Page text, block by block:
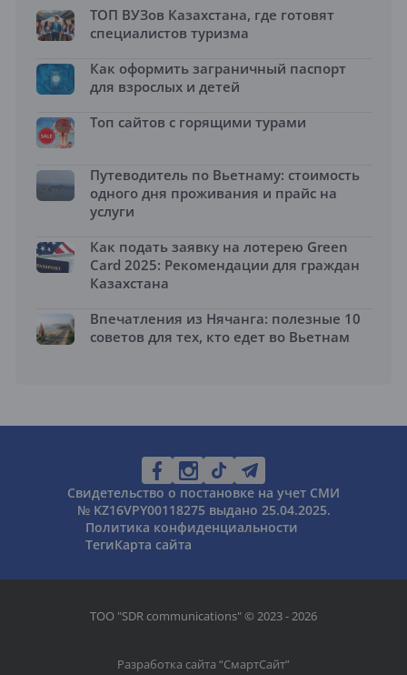
ТОП ВУЗов Казахстана, где готовят
специалистов туризма
Как оформить заграничный паспорт
для взрослых и детей
Топ сайтов с горящими турами
Путеводитель по Вьетнаму: стоимость
одного дня проживания и прайс на
услуги
Как подать заявку на лотерею Green
Card 2025: Рекомендации для граждан
Казахстана
Впечатления из Нячанга: полезные 10
советов для тех, кто едет во Вьетнам
Свидетельство о постановке на учет СМИ
№ KZ16VPY00118275 выдано 25.04.2025.
Политика конфиденциальности
ТегиКарта сайта
ТОО "SDR communications" © 2023 - 2026
Разработка сайта “СмартСайт”